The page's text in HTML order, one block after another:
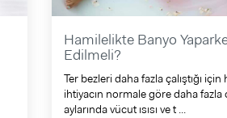
Hamilelikte Banyo
Edilmeli?
Ter bezleri daha fazla çalıştığı
ihtiyacın normale göre daha fazla
aylarında vücut ısısı ve t ...